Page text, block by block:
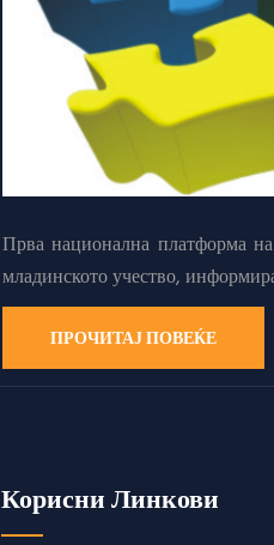
Прва национална платформа
младинското учество,
ПРОЧИТАЈ ПОВЕЌЕ
Корисни Линкови